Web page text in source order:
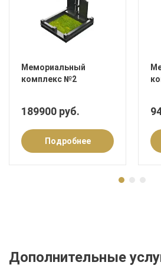
Мемориальный
комплекс №2
189900 руб.
Подробнее
Дополнительные